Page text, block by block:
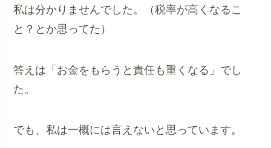
私は分かりませんでした。（税率が高くなるこ
と？とか思ってた）
答えは「お金をもらうと責任も重くなる」でし
た。
でも、私は一概には言えないと思っています。